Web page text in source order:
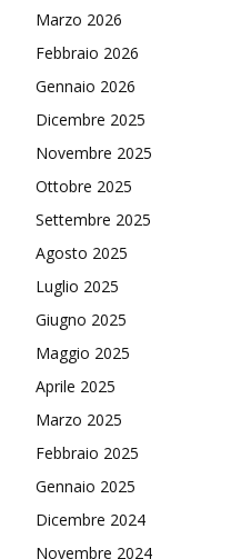
Marzo 2026
Febbraio 2026
Gennaio 2026
Dicembre 2025
Novembre 2025
Ottobre 2025
Settembre 2025
Agosto 2025
Luglio 2025
Giugno 2025
Maggio 2025
Aprile 2025
Marzo 2025
Febbraio 2025
Gennaio 2025
Dicembre 2024
Novembre 2024